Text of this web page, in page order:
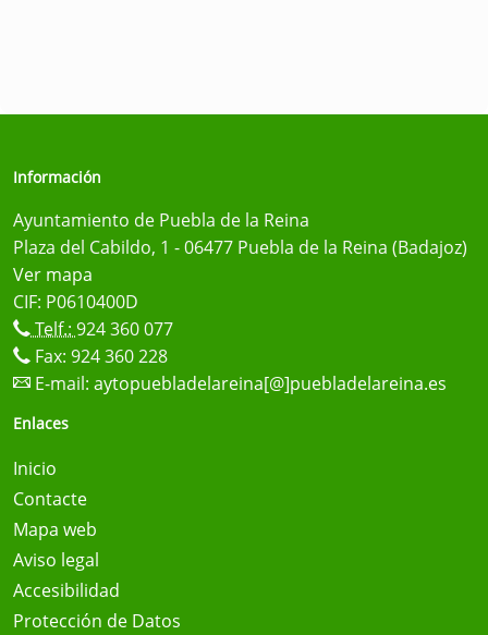
Información
Ayuntamiento de Puebla de la Reina
Plaza del Cabildo, 1 - 06477 Puebla de la Reina (Badajoz)
Ver mapa
CIF: P0610400D
Telf.: 924 360 077
Fax: 924 360 228
E-mail: aytopuebladelareina[@]puebladelareina.es
Enlaces
Inicio
Contacte
Mapa web
Aviso legal
Accesibilidad
Protección de Datos